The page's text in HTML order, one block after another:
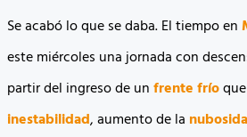
Se acabó lo que se daba. El tiempo en
este miércoles una jornada con
partir del ingreso de unfrente frío
inestabilidad, aumento de la